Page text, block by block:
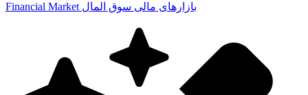
Financial Market بازارهای مالی سوق المال